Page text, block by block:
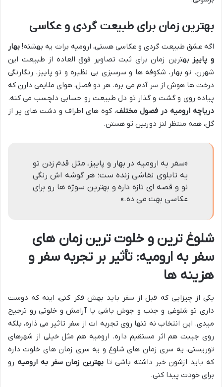
بهترین زمان برای طبیعت گردی و عکاسی
اگه عشق طبیعت گردی و عکاسی هستی، ارومیه برات یه بهشته! بهار
و پاییز بهترین زمان برای ثبت تصاویر فوق العاده از طبیعت این
شهرن. تو بهار، شکوفه ها و سرسبزی بی نظیره و تو پاییز، رنگارنگی
درخت ها هوش از سر آدم می بره. هر دو فصل، هوای ملایمی دارن که
پیاده روی و گشت و گذار تو دل طبیعت رو حسابی دلچسب می کنه.
دریاچه ارومیه در فصول مختلف، کوه های اطراف و دشت های پر از
گل، همه منتظر لنز دوربین تو هستن.
«سفر به ارومیه در بهار و پاییز، مثل قدم زدن تو
یه تابلوی نقاشی زنده ست؛ هر گوشه اش رنگی
نو و قصه ای تازه داره و بهترین سوژه ها رو برای
عکاسی بهت می ده.»
شلوغ ترین و خلوت ترین زمان های
سفر به ارومیه: تأثیر بر تجربه سفر و
هزینه ها
یکی از چیزایی که قبل از سفر باید بهش فکر کنی، اینه که دوست
داری تو شلوغی و جنب و جوش باشی یا آرامش و خلوتی رو ترجیح
میدی. این انتخاب نه تنها روی تجربه ات از سفر تاثیر می ذاره، بلکه
روی جیبت هم اثر مستقیم داره. ارومیه هم مثل خیلی از شهرهای
توریستی، یه سری زمان های شلوغ و یه سری زمان های خلوت داره
که باید ازشون خبر داشته باشی تا بهترین زمان سفر به ارومیه رو
برای خودت پیدا کنی.